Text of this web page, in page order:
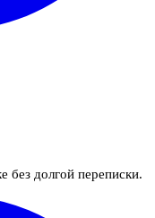
без долгой переписки.